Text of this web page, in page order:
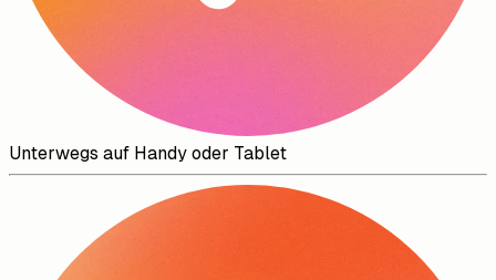
Unterwegs auf Handy oder Tablet